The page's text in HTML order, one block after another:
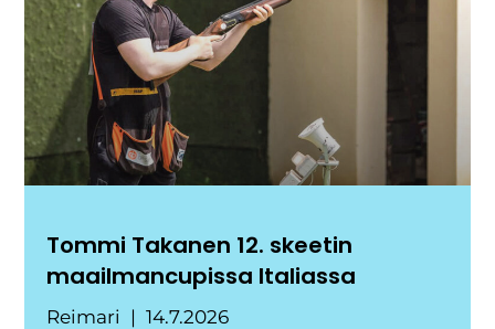
Tommi Takanen 12. skeetin
maailmancupissa Italiassa
Reimari 14.7.2026